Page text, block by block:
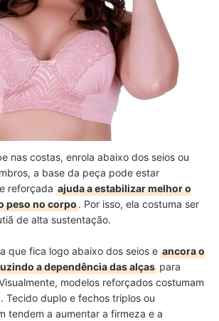
nas costas, enrola abaixo dos seios ou
a base da peça pode estar
reforçada ajuda a estabilizar melhor o
peso no corpo. Por isso, ela costuma ser
de alta sustentação.
que fica logo abaixo dos seios e ancora o
a dependência das alças para
modelos reforçados costumam
Tecido duplo e fechos triplos ou
tendem a aumentar a firmeza e a